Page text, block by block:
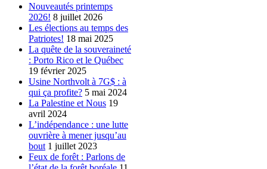
Nouveautés printemps
2026! 8 juillet 2026
Les élections au temps des
Patriotes! 18 mai 2025
La quête de la souveraineté
: Porto Rico et le Québec
19 février 2025
Usine Northvolt à 7G$ : à
qui ça profite? 5 mai 2024
La Palestine et Nous 19
avril 2024
L’indépendance : une lutte
ouvrière à mener jusqu’au
bout 1 juillet 2023
Feux de forêt : Parlons de